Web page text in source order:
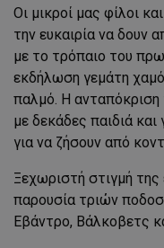
Οι μικροί μας φίλοι
την ευκαιρία να δουν
με το τρόπαιο του
εκδήλωση γεμάτη
παλμό. Η ανταπόκριση
με δεκάδες παιδιά
για να ζήσουν από
Ξεχωριστή στιγμή
παρουσία τριών
Εβάντρο, Βάλκοβετς